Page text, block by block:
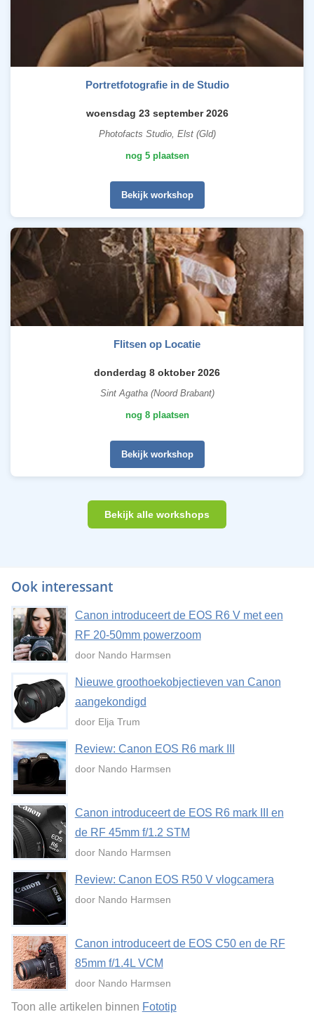
Portretfotografie in de Studio
woensdag 23 september 2026
Photofacts Studio, Elst (Gld)
nog 5 plaatsen
Bekijk workshop
Flitsen op Locatie
donderdag 8 oktober 2026
Sint Agatha (Noord Brabant)
nog 8 plaatsen
Bekijk workshop
Bekijk alle workshops
Ook interessant
Canon introduceert de EOS R6 V met een
RF 20-50mm powerzoom
door Nando Harmsen
Nieuwe groothoekobjectieven van Canon
aangekondigd
door Elja Trum
Review: Canon EOS R6 mark III
door Nando Harmsen
Canon introduceert de EOS R6 mark III en
de RF 45mm f/1.2 STM
door Nando Harmsen
Review: Canon EOS R50 V vlogcamera
door Nando Harmsen
Canon introduceert de EOS C50 en de RF
85mm f/1.4L VCM
door Nando Harmsen
Toon alle artikelen binnen Fototip